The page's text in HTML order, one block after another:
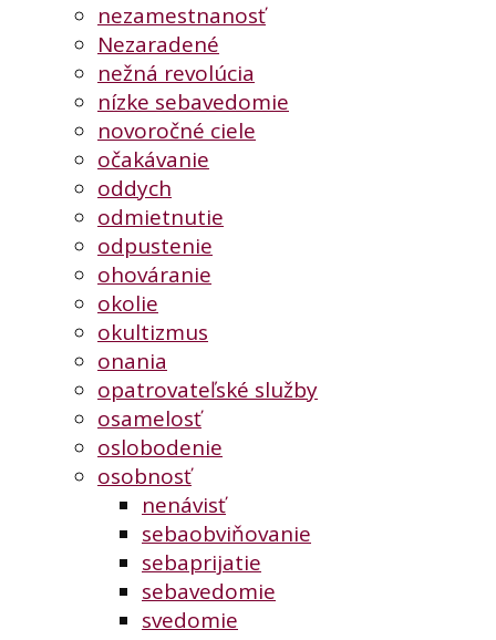
nezamestnanosť
Nezaradené
nežná revolúcia
nízke sebavedomie
novoročné ciele
očakávanie
oddych
odmietnutie
odpustenie
ohováranie
okolie
okultizmus
onania
opatrovateľské služby
osamelosť
oslobodenie
osobnosť
nenávisť
sebaobviňovanie
sebaprijatie
sebavedomie
svedomie